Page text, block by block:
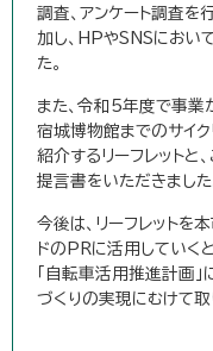
調査、アンケート調査を
加し、HPやSNSにおい
た。
また、令和5年度で事業
宿城博物館までのサイ
紹介するリーフレットと
提言書をいただきました
今後は、リーフレットを
ドのPRに活用していく
「自転車活用推進計画
づくりの実現にむけて取